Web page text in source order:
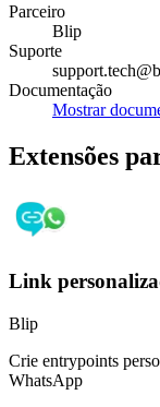
Parceiro
Blip
Suporte
Documentação
Mostrar
Extensões
Link
Blip
Crie entrypoints
WhatsApp